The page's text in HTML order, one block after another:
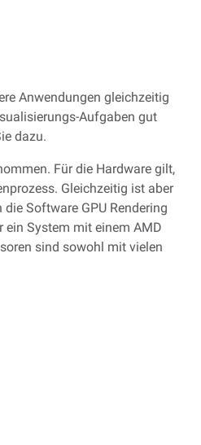
Anwendungen gleichzeitig
Aufgaben gut
dazu.
Für die Hardware gilt,
Gleichzeitig ist aber
Software GPU Rendering
ein System mit einem AMD
sind sowohl mit vielen